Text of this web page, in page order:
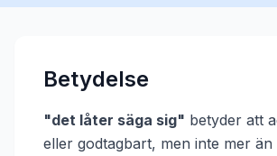
Betydelse
"det låter säga sig" betyder att
eller godtagbart, men inte mer än